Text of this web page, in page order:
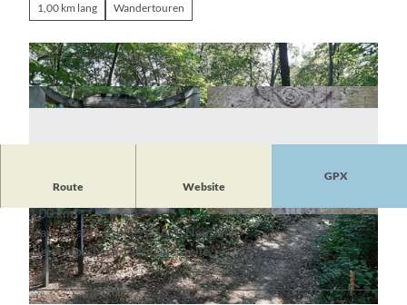
1,00 km lang Wandertouren
© Besucherinformation Neuzelle, Lizenz: Besu
cherinformation Neuzelle
© Besucherinformation Neuzelle, Lizenz: Besu
cherinformation Neuzelle
Route Website
GPX
1,00 km
Start: Brauhausplatz 15898 Neuzelle
Ziel: Priorsberg 15898 Neuzelle